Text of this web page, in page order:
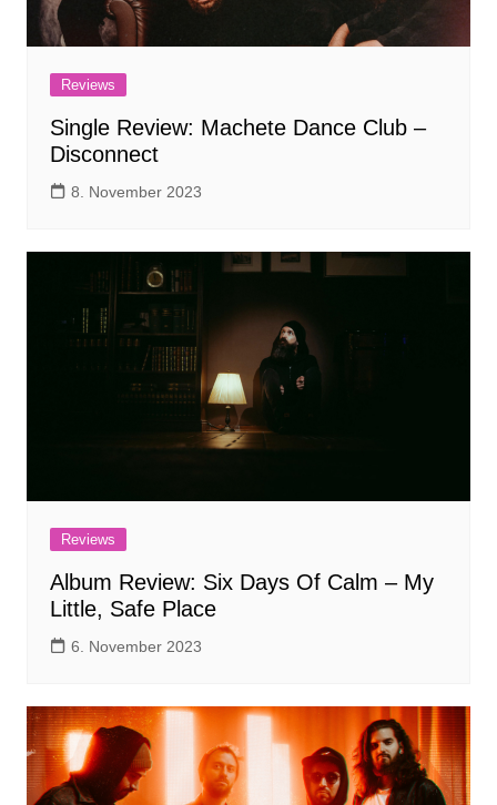
Reviews
Single Review: Machete Dance Club –
Disconnect
8. November 2023
Reviews
Album Review: Six Days Of Calm – My
Little, Safe Place
6. November 2023